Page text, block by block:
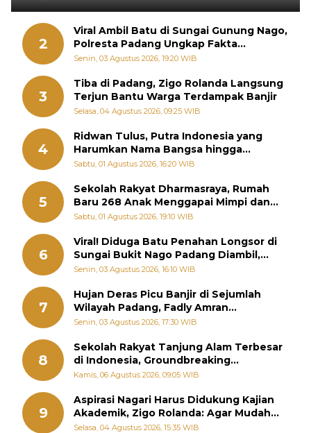
2
Viral Ambil Batu di Sungai Gunung Nago,
Polresta Padang Ungkap Fakta
Sebenarnya
Senin, 03 Agustus 2026, 19:20 WIB
3
Tiba di Padang, Zigo Rolanda Langsung
Terjun Bantu Warga Terdampak Banjir
Selasa, 04 Agustus 2026, 09:25 WIB
4
Ridwan Tulus, Putra Indonesia yang
Harumkan Nama Bangsa hingga
Diabadikan dalam Buku Jepang
Sabtu, 01 Agustus 2026, 16:20 WIB
5
Sekolah Rakyat Dharmasraya, Rumah
Baru 268 Anak Menggapai Mimpi dan
Memutus Rantai Kemiskinan
Sabtu, 01 Agustus 2026, 19:10 WIB
6
Viral! Diduga Batu Penahan Longsor di
Sungai Bukit Nago Padang Diambil,
Warga Khawatir Bencana Terulang
Senin, 03 Agustus 2026, 16:10 WIB
7
Hujan Deras Picu Banjir di Sejumlah
Wilayah Padang, Fadly Amran
Perintahkan OPD Siaga
Senin, 03 Agustus 2026, 17:30 WIB
8
Sekolah Rakyat Tanjung Alam Terbesar
di Indonesia, Groundbreaking
September
Kamis, 06 Agustus 2026, 09:05 WIB
9
Aspirasi Nagari Harus Didukung Kajian
Akademik, Zigo Rolanda: Agar Mudah
Diperjuangkan di Kementerian
Selasa, 04 Agustus 2026, 15:35 WIB